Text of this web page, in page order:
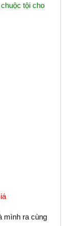
tội cho
mình ra cùng